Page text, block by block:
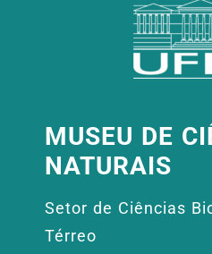
MUSEU DE
NATURAIS
Setor de Ciências
Térreo